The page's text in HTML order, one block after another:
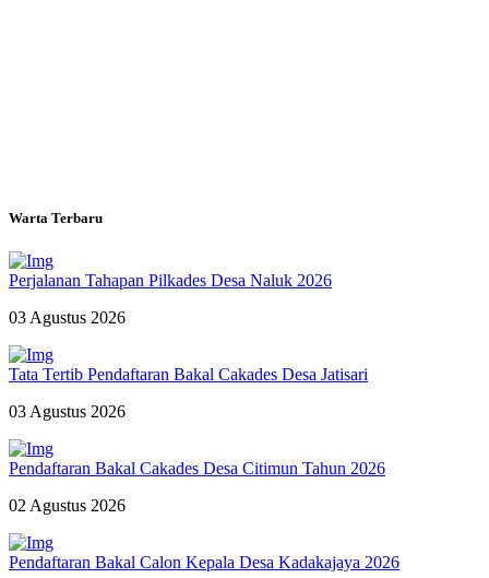
Warta Terbaru
Perjalanan Tahapan Pilkades Desa Naluk 2026
03 Agustus 2026
Tata Tertib Pendaftaran Bakal Cakades Desa Jatisari
03 Agustus 2026
Pendaftaran Bakal Cakades Desa Citimun Tahun 2026
02 Agustus 2026
Pendaftaran Bakal Calon Kepala Desa Kadakajaya 2026